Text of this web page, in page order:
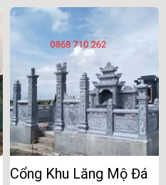
out
of
5
Cổng Khu Lăng Mộ Đá